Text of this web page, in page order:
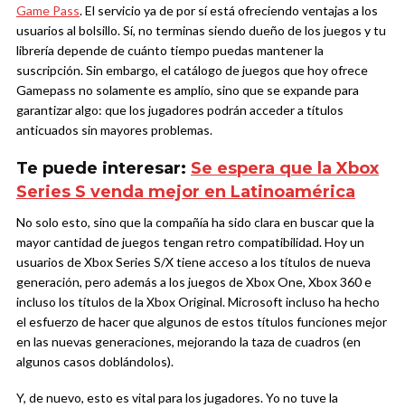
Game Pass. El servicio ya de por sí está ofreciendo ventajas a los
usuarios al bolsillo. Sí, no terminas siendo dueño de los juegos y tu
librería depende de cuánto tiempo puedas mantener la
suscripción. Sin embargo, el catálogo de juegos que hoy ofrece
Gamepass no solamente es amplío, sino que se expande para
garantizar algo: que los jugadores podrán acceder a títulos
anticuados sin mayores problemas.
Te puede interesar: Se espera que la Xbox
Series S venda mejor en Latinoamérica
No solo esto, sino que la compañía ha sido clara en buscar que la
mayor cantidad de juegos tengan retro compatibilidad. Hoy un
usuarios de Xbox Series S/X tiene acceso a los títulos de nueva
generación, pero además a los juegos de Xbox One, Xbox 360 e
incluso los títulos de la Xbox Original. Microsoft incluso ha hecho
el esfuerzo de hacer que algunos de estos títulos funciones mejor
en las nuevas generaciones, mejorando la taza de cuadros (en
algunos casos doblándolos).
Y, de nuevo, esto es vital para los jugadores. Yo no tuve la